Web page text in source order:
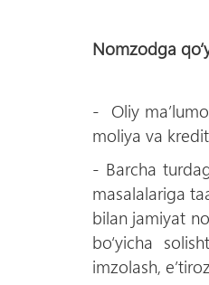
Nomzodga
- Oliy
moliya va
- Barcha
masalalariga
bilan jamiyat
bо‘yicha
imzolash,